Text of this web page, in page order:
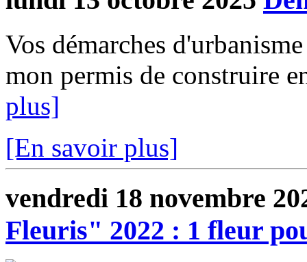
Vos démarches
mon permis de construire
plus]
[En savoir plus]
vendredi 18 novembre
Fleuris" 2022 : 1 fleur